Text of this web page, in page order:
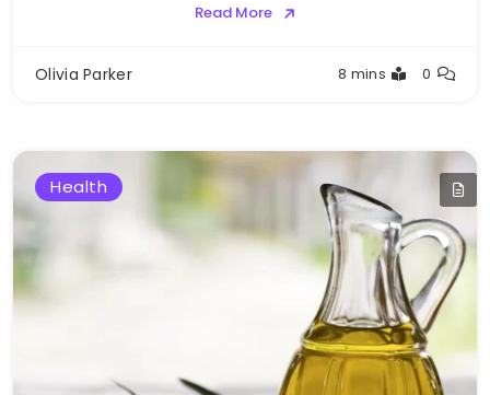
Read More
Olivia Parker 8 mins 0
Health